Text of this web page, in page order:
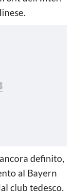
definito,
al Bayern
club tedesco.